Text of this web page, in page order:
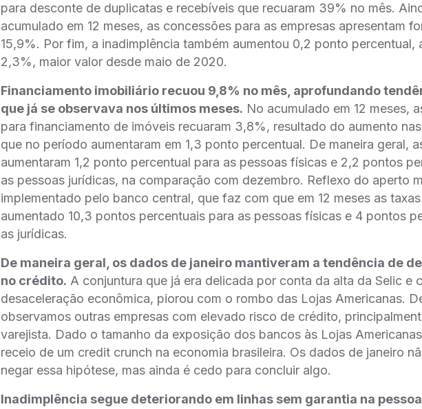
para desconte de duplicatas e recebíveis que recuaram 39% no mês.
acumulado em 12 meses, as concessões para as empresas apresentam
15,9%. Por fim, a inadimplência também aumentou 0,2 ponto percentual,
2,3%, maior valor desde maio de 2020.
Financiamento imobiliário recuou 9,8% no mês, aprofundando
que já se observava nos últimos meses. No acumulado em 12 meses,
para financiamento de imóveis recuaram 3,8%, resultado do aumento
que no período aumentaram em 1,3 ponto percentual. De maneira geral,
aumentaram 1,2 ponto percentual para as pessoas físicas e 2,2 pontos
as pessoas jurídicas, na comparação com dezembro. Reflexo do aperto
implementado pelo banco central, que faz com que em 12 meses as
aumentado 10,3 pontos percentuais para as pessoas físicas e 4 pontos
as jurídicas.
De maneira geral, os dados de janeiro mantiveram a tendência de
no crédito. A conjuntura que já era delicada por conta da alta da Selic e
desaceleração econômica, piorou com o rombo das Lojas Americanas.
observamos outras empresas com elevado risco de crédito,
varejista. Dado o tamanho da exposição dos bancos às Lojas
receio de um credit crunch na economia brasileira. Os dados de janeiro
negar essa hipótese, mas ainda é cedo para concluir algo.
Inadimplência segue deteriorando em linhas sem garantia na